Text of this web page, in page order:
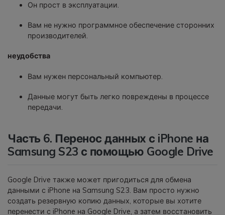
Он прост в эксплуатации.
Вам не нужно программное обеспечение сторонних
производителей.
неудобства
Вам нужен персональный компьютер.
Данные могут быть легко повреждены в процессе
передачи.
Часть 6. Перенос данных с iPhone на
Samsung S23 с помощью Google Drive
Google Drive также может пригодиться для обмена
данными с iPhone на Samsung S23. Вам просто нужно
создать резервную копию данных, которые вы хотите
перенести с iPhone на Google Drive, а затем восстановить